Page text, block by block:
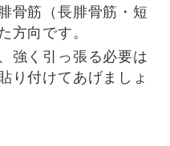
骨筋（長腓骨筋・短
方向です。
強く引っ張る必要は
り付けてあげましょ